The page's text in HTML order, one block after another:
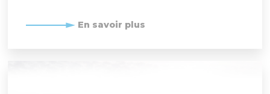
En savoir plus